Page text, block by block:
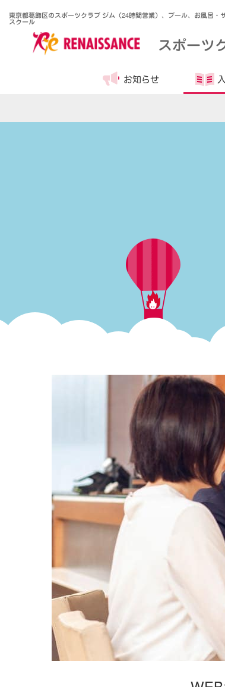
東京都葛飾区のスポーツクラブ ジム（24時間営業）、プール、お風呂・
スクール
スポーツ
お知らせ